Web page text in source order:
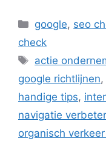
Categorieën
google, seo
check
Tags
actie
google richtlijnen,
handige tips,
navigatie
organisch